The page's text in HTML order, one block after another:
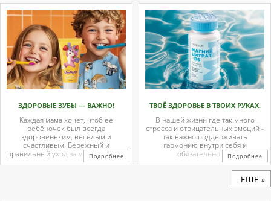
ЗДОРОВЫЕ ЗУБЫ — ВАЖНО!
Каждая мама хочет, чтоб её
ребёночек был всегда
здоровеньким, весёлым и
счастливым. Бережный и
правильный уход за молочными ...
Подробнее
ТВОЁ ЗДОРОВЬЕ В ТВОИХ РУКАХ.
В нашей жизни где так много
стресса и отрицательных эмоций -
так важно поддерживать
гармонию внутри себя и
обязательно с ...Подробнее
ЕЩЕ »